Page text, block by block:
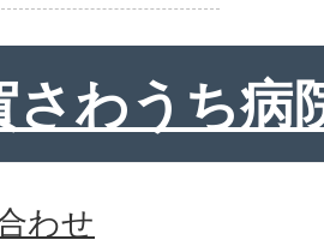
さわうち病
わせ